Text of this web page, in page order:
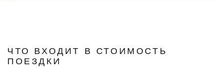
ЧТО ВХОДИТ В СТОИМОСТЬ
ПОЕЗДКИ